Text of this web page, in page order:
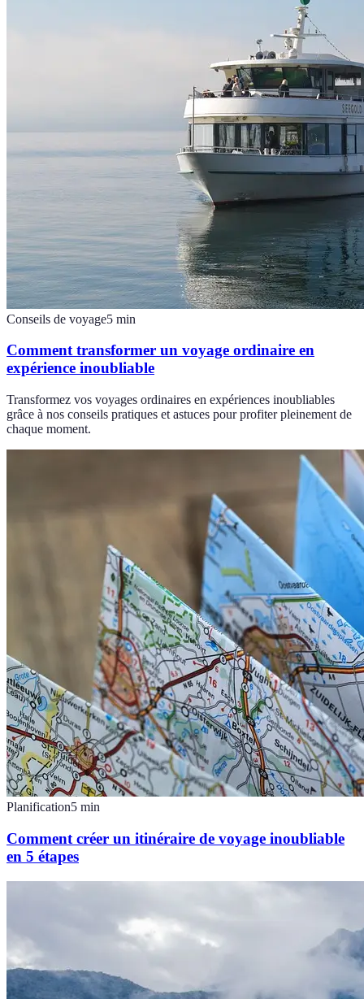
Conseils de voyage5 min
Comment transformer un voyage ordinaire en
expérience inoubliable
Transformez vos voyages ordinaires en expériences inoubliables
grâce à nos conseils pratiques et astuces pour profiter pleinement de
chaque moment.
Planification5 min
Comment créer un itinéraire de voyage inoubliable
en 5 étapes